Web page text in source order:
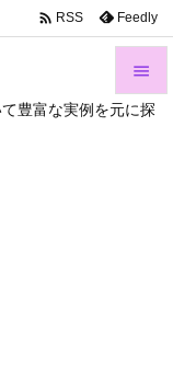
豊富な実例を元に探


 RSS Feedly